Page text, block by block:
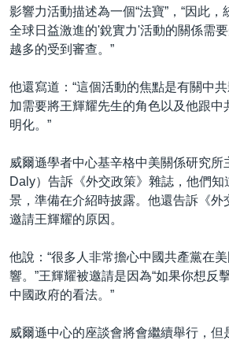
影響力活動描述為一個“法寶”，“因此
全球日益激進的'銳實力'活動的關係需
越多的受到審查。”
他還寫道：“這個活動的焦點是有關中
加需要將王輝耀先生的角色以及他跟中
明化。”
威爾遜學者中心基辛格中美關係研究所
Daly）告訴《外交政策》雜誌，他們
景，準備在介紹時披露。他還告訴《外
邀請王輝耀的原因。
他說：“很多人非常擔心中國共產黨在
響。”王輝耀被邀請是因為“如果你想反
中國政府的看法。”
威爾遜中心的座談會將會繼續舉行，但